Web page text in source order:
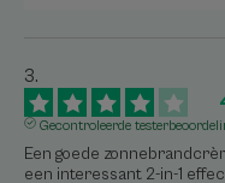
Gecontroleerde
Een goede
een interessant 2-in-1